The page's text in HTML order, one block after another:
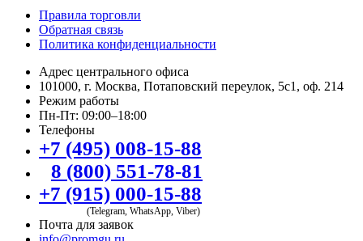
Правила торговли
Обратная связь
Политика конфиденциальности
Адрес центрального офиса
101000, г. Москва, Потаповский переулок, 5с1, оф. 214
Режим работы
Пн-Пт: 09:00–18:00
Телефоны
+7 (495) 008-15-88
8 (800) 551-78-81
+7 (915) 000-15-88
(Telegram, WhatsApp, Viber)
Почта для заявок